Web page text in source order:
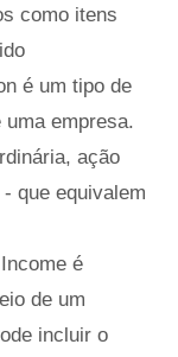
como itens
é um tipo de
empresa.
ação
que equivalem
é
de um
incluir o